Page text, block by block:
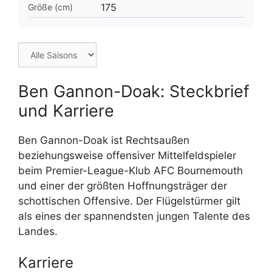
Größe (cm) 175
Ben Gannon-Doak: Steckbrief
und Karriere
Ben Gannon-Doak ist Rechtsaußen
beziehungsweise offensiver Mittelfeldspieler
beim Premier-League-Klub AFC Bournemouth
und einer der größten Hoffnungsträger der
schottischen Offensive. Der Flügelstürmer gilt
als eines der spannendsten jungen Talente des
Landes.
Karriere